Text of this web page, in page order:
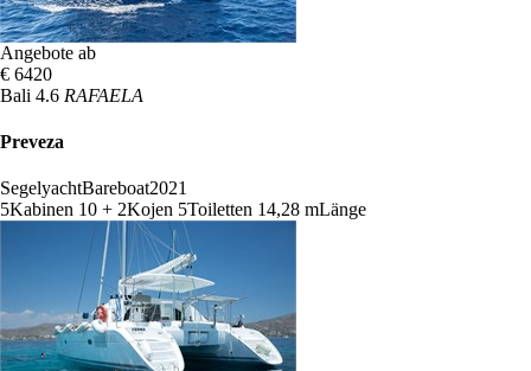
Angebote ab
€ 6420
Bali 4.6 RAFAELA
Preveza
SegelyachtBareboat2021
5Kabinen 10 + 2Kojen 5Toiletten 14,28 mLänge